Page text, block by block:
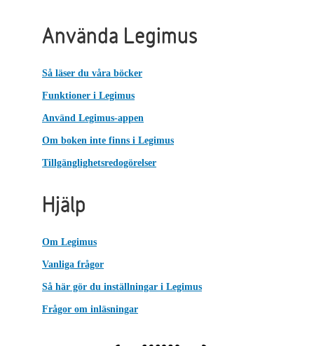
Använda Legimus
Så läser du våra böcker
Funktioner i Legimus
Använd Legimus-appen
Om boken inte finns i Legimus
Tillgänglighetsredogörelser
Hjälp
Om Legimus
Vanliga frågor
Så här gör du inställningar i Legimus
Frågor om inläsningar